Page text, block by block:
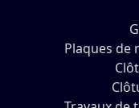
Plaques de